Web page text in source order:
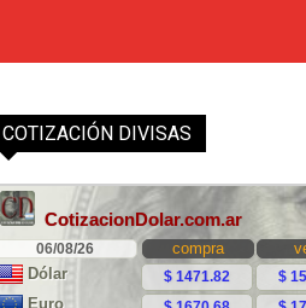
COTIZACIÓN DIVISAS